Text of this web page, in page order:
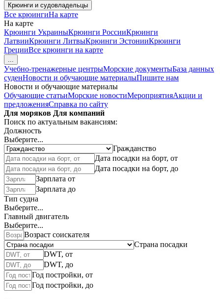
Крюинги и судовладельцы
Все крюингиНа карте
На карте
Крюинги УкраиныКрюинги РоссииКрюинги
ЛатвииКрюинги ЛитвыКрюинги ЭстонииКрюинги
ГрецииВсе крюинги на карте
...
Учебно-тренажерные центрыМорские документыБаза данных
суденНовости и обучающие материалыПишите нам
Новости и обучающие материалы
Обучающие статьиМорские новостиМероприятияАкции и
предложенияСправка по сайту
Для моряков Для компаний
Поиск по актуальным вакансиям:
Должность
Выберите...
Гражданство
Дата посадки на борт, от
Дата посадки на борт, до
Зарплата от
Зарплата до
Тип судна
Выберите...
Главный двигатель
Выберите...
Возраст соискателя
Страна посадки
DWT, от
DWT, до
Год постройки, от
Год постройки, до